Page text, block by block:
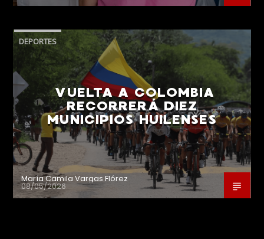
DEPORTES
VUELTA A COLOMBIA
RECORRERÁ DIEZ
MUNICIPIOS HUILENSES
María Camila Vargas Flórez
08/05/2026